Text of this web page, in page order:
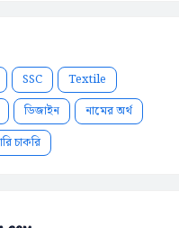
SSC
Textile
ডিজাইন
নামের অর্থ
চাকরি